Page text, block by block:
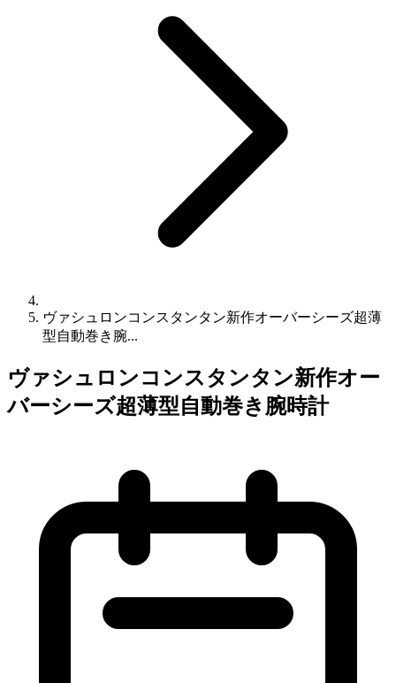
ヴァシュロンコンスタンタン新作オーバーシーズ超薄
型自動巻き腕...
ヴァシュロンコンスタンタン新作オー
バーシーズ超薄型自動巻き腕時計